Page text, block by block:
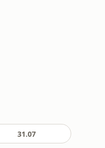
31.07